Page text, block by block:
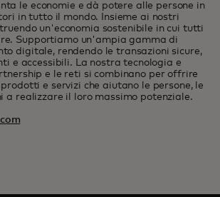
le economie e dà potere alle persone in
in tutto il mondo. Insieme ai nostri
un'economia sostenibile in cui tutti
Supportiamo un'ampia gamma di
digitale, rendendo le transazioni sicure,
e accessibili. La nostra tecnologia e
e le reti si combinano per offrire
e servizi che aiutano le persone, le
a realizzare il loro massimo potenziale.